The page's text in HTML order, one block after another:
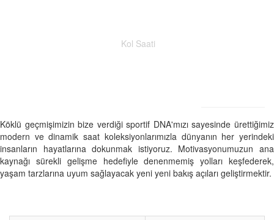
Kol Saati
Köklü geçmişimizin bize verdiği sportif DNA'mızı sayesinde ürettiğimiz
modern ve dinamik saat koleksiyonlarımızla dünyanın her yerindeki
insanların hayatlarına dokunmak istiyoruz. Motivasyonumuzun ana
kaynağı sürekli gelişme hedefiyle denenmemiş yolları keşfederek,
yaşam tarzlarına uyum sağlayacak yeni yeni bakış açıları geliştirmektir.